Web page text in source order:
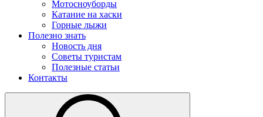
Мотосноуборды
Катание на хаски
Горные лыжи
Полезно знать
Новость дня
Советы туристам
Полезные статьи
Контакты